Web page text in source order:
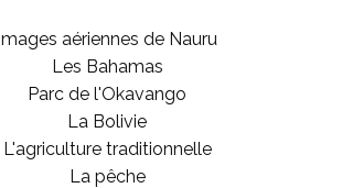
Images aériennes de Nauru
Les Bahamas
Parc de l'Okavango
La Bolivie
L'agriculture traditionnelle
La pêche